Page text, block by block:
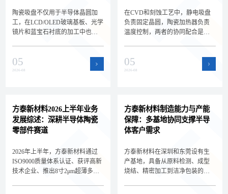
陶瓷吸盘不仅用于半导体晶圆加
工，在LCD/OLED玻璃基板、光学
镜片和蓝宝石衬底的加工中也扮
域的新应用场景和选型差异，拓
展核心产品的应用边界。
05
2026-08
在CVD和刻蚀工艺中，静电吸盘
负责固定晶圆，陶瓷加热器负责
温度控制，两者的协同配合是实
瓷加热器的集成方案和选型要
点，帮助设备工程师设计高效的
05
2026-08
方泰新材料2026上半年业务
发展综述：深耕半导体陶瓷
零部件赛道
2026年上半年，方泰新材料通过
ISO9000质量体系认证、获评高新
技术企业、推出8寸2μm超薄多孔
方泰新材料制造能力与产能
保障：多基地协同支撑半导
体客户需求
方泰新材料在深圳和东莞设有生
产基地，具备从原料检测、成型
烧结、精密加工到洁净包装的全